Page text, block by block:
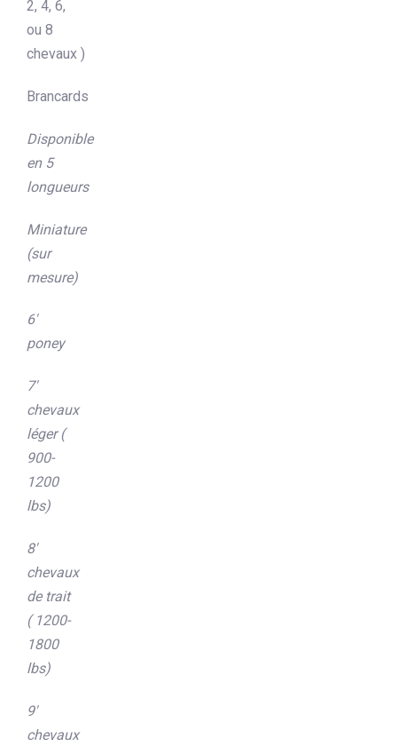
2, 4, 6,
ou 8
chevaux )
Brancards
Disponible
en 5
longueurs
Miniature
(sur
mesure)
6′
poney
7′
chevaux
léger (
900-
1200
lbs)
8′
chevaux
de trait
( 1200-
1800
lbs)
9′
chevaux